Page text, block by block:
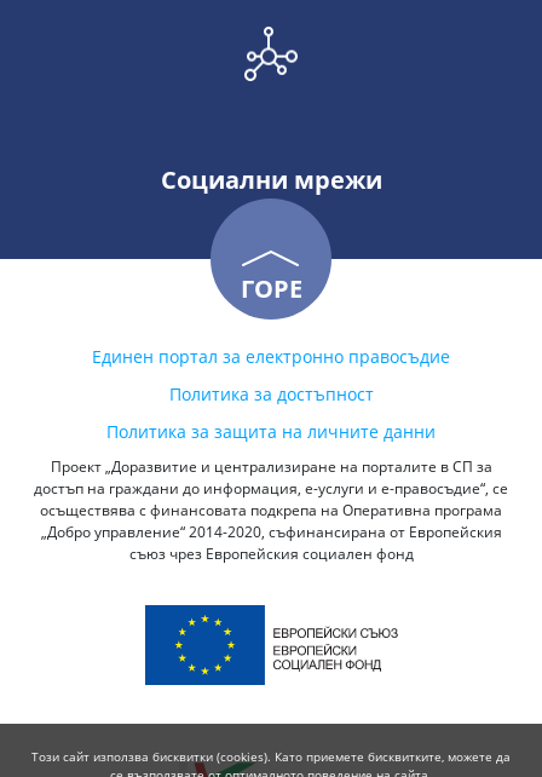
Социални мрежи
ГОРЕ
Единен портал за електронно правосъдие
Политика за достъпност
Политика за защита на личните данни
Проект „Доразвитие и централизиране на порталите в СП за
достъп на граждани до информация, е-услуги и е-правосъдие“, се
осъществява с финансовата подкрепа на Оперативна програма
„Добро управление“ 2014-2020, съфинансирана от Европейския
съюз чрез Европейския социален фонд
Този сайт използва бисквитки (cookies). Като приемете бисквитките, можете да